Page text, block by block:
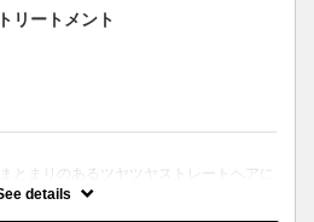
リートメント
とまりのあるツヤツヤストレートヘアに
テナンスにも最適。シャンプー、ブロー
details